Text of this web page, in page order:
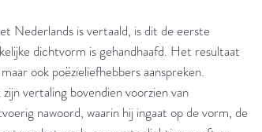
Nederlands is vertaald, is dit de eerste
dichtvorm is gehandhaafd. Het resultaat
ook poëzieliefhebbers aanspreken.
vertaling bovendien voorzien van
nawoord, waarin hij ingaat op de vorm, de